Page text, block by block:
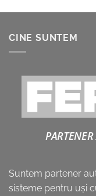
CINE SUNTEM
Suntem partener
sisteme pentru uşi